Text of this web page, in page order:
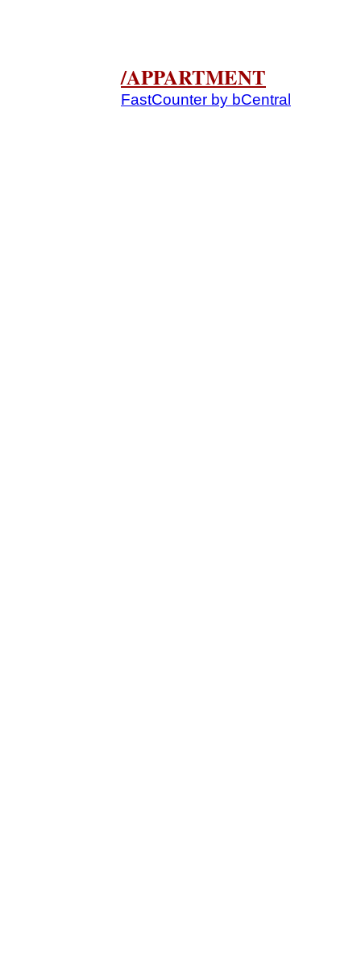
/APPARTMENT
FastCounter by bCentral